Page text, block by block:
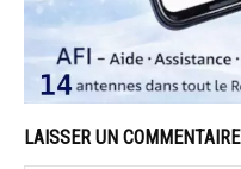
LAISSER UN COMMENTAIRE